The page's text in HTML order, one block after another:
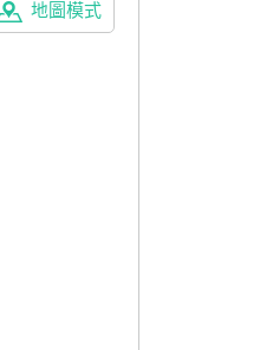
地圖模式